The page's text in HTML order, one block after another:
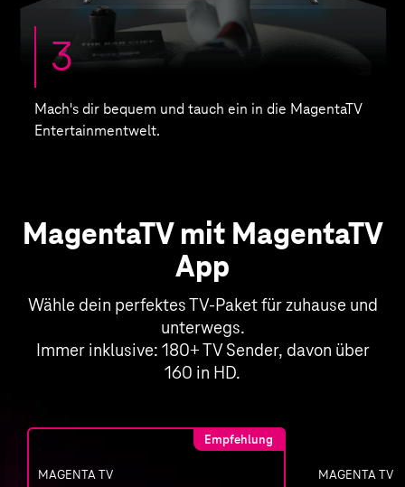
3
Mach's dir bequem und tauch ein in die MagentaTV
Entertainmentwelt.
MagentaTV mit MagentaTV
App
Wähle dein perfektes TV-Paket für zuhause und
unterwegs.
Immer inklusive: 180+ TV Sender, davon über
160 in HD.
MAGENTA TV
Empfehlung
MAGENTA TV